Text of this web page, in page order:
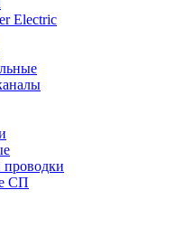
Electric
проводки
СП